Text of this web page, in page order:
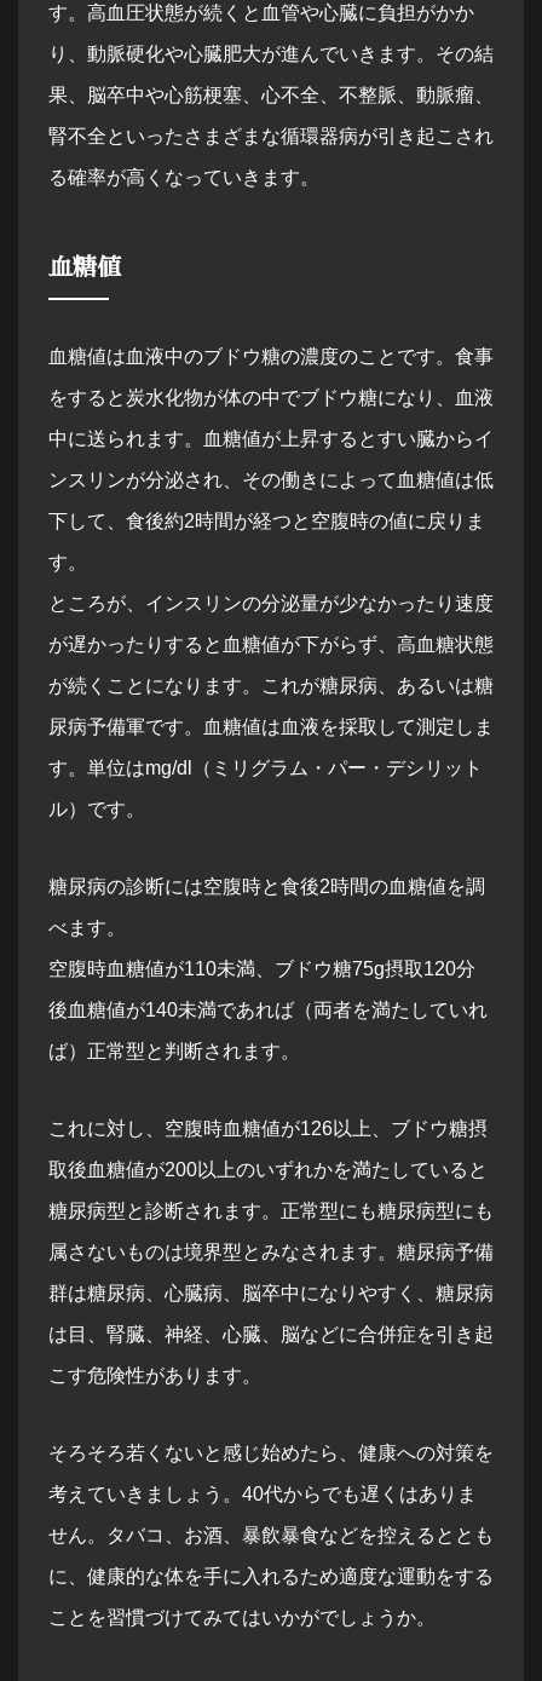
す。高血圧状態が続くと血管や心臓に負担がかか
り、動脈硬化や心臓肥大が進んでいきます。その結
果、脳卒中や心筋梗塞、心不全、不整脈、動脈瘤、
腎不全といったさまざまな循環器病が引き起こされ
る確率が高くなっていきます。
血糖値
血糖値は血液中のブドウ糖の濃度のことです。食事
をすると炭水化物が体の中でブドウ糖になり、血液
中に送られます。血糖値が上昇するとすい臓からイ
ンスリンが分泌され、その働きによって血糖値は低
下して、食後約2時間が経つと空腹時の値に戻りま
す。
ところが、インスリンの分泌量が少なかったり速度
が遅かったりすると血糖値が下がらず、高血糖状態
が続くことになります。これが糖尿病、あるいは糖
尿病予備軍です。血糖値は血液を採取して測定しま
す。単位はmg/dl（ミリグラム・パー・デシリット
ル）です。
糖尿病の診断には空腹時と食後2時間の血糖値を調
べます。
空腹時血糖値が110未満、ブドウ糖75g摂取120分
後血糖値が140未満であれば（両者を満たしていれ
ば）正常型と判断されます。
これに対し、空腹時血糖値が126以上、ブドウ糖摂
取後血糖値が200以上のいずれかを満たしていると
糖尿病型と診断されます。正常型にも糖尿病型にも
属さないものは境界型とみなされます。糖尿病予備
群は糖尿病、心臓病、脳卒中になりやすく、糖尿病
は目、腎臓、神経、心臓、脳などに合併症を引き起
こす危険性があります。
そろそろ若くないと感じ始めたら、健康への対策を
考えていきましょう。40代からでも遅くはありま
せん。タバコ、お酒、暴飲暴食などを控えるととも
に、健康的な体を手に入れるため適度な運動をする
ことを習慣づけてみてはいかがでしょうか。